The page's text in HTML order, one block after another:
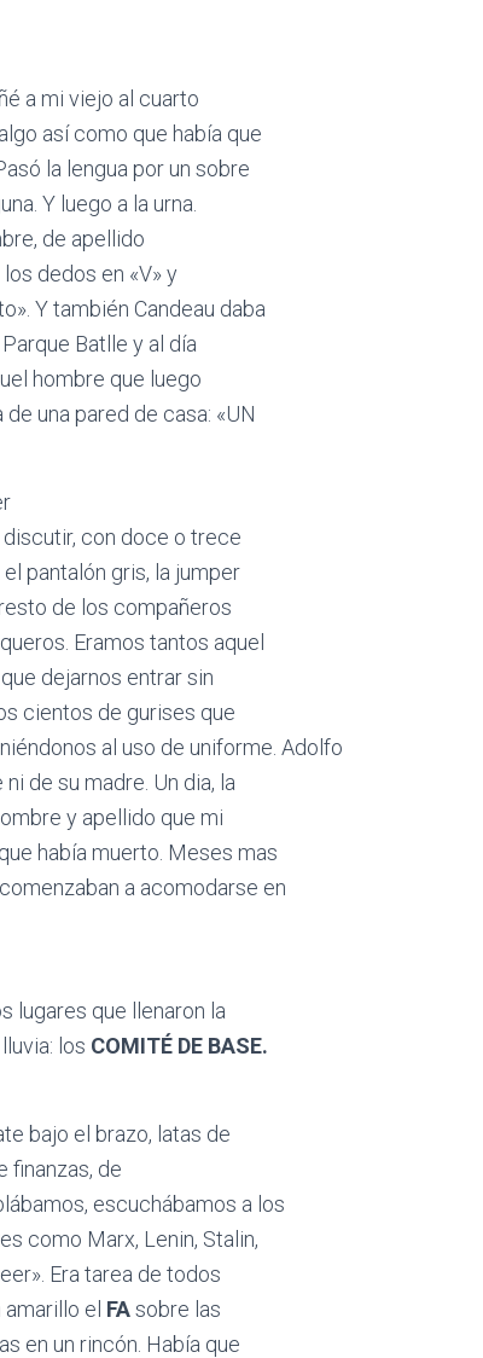
a mi viejo al cuarto
así como que había que
la lengua por un sobre
Y luego a la urna.
de apellido
dedos en «V» y
Y también Candeau daba
Batlle y al día
hombre que luego
una pared de casa: «UN
con doce o trece
pantalón gris, la jumper
de los compañeros
Eramos tantos aquel
dejarnos entrar sin
cientos de gurises que
al uso de uniforme. Adolfo
de su madre. Un dia, la
y apellido que mi
había muerto. Meses mas
a acomodarse en
lugares que llenaron la
los COMITÉ DE BASE.
bajo el brazo, latas de
finanzas, de
escuchábamos a los
como Marx, Lenin, Stalin,
Era tarea de todos
el FAsobre las
en un rincón. Había que